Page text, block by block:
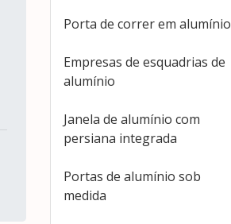
Porta de correr em alumínio
Empresas de esquadrias de
alumínio
Janela de alumínio com
persiana integrada
Portas de alumínio sob
medida